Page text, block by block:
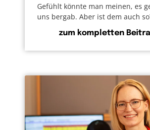
Gefühlt könnte man meinen, es
uns bergab. Aber ist dem auch
zum kompletten